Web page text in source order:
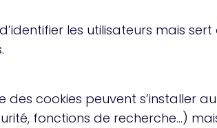
les utilisateurs mais
des cookies peuvent
fonctions de recherche…)